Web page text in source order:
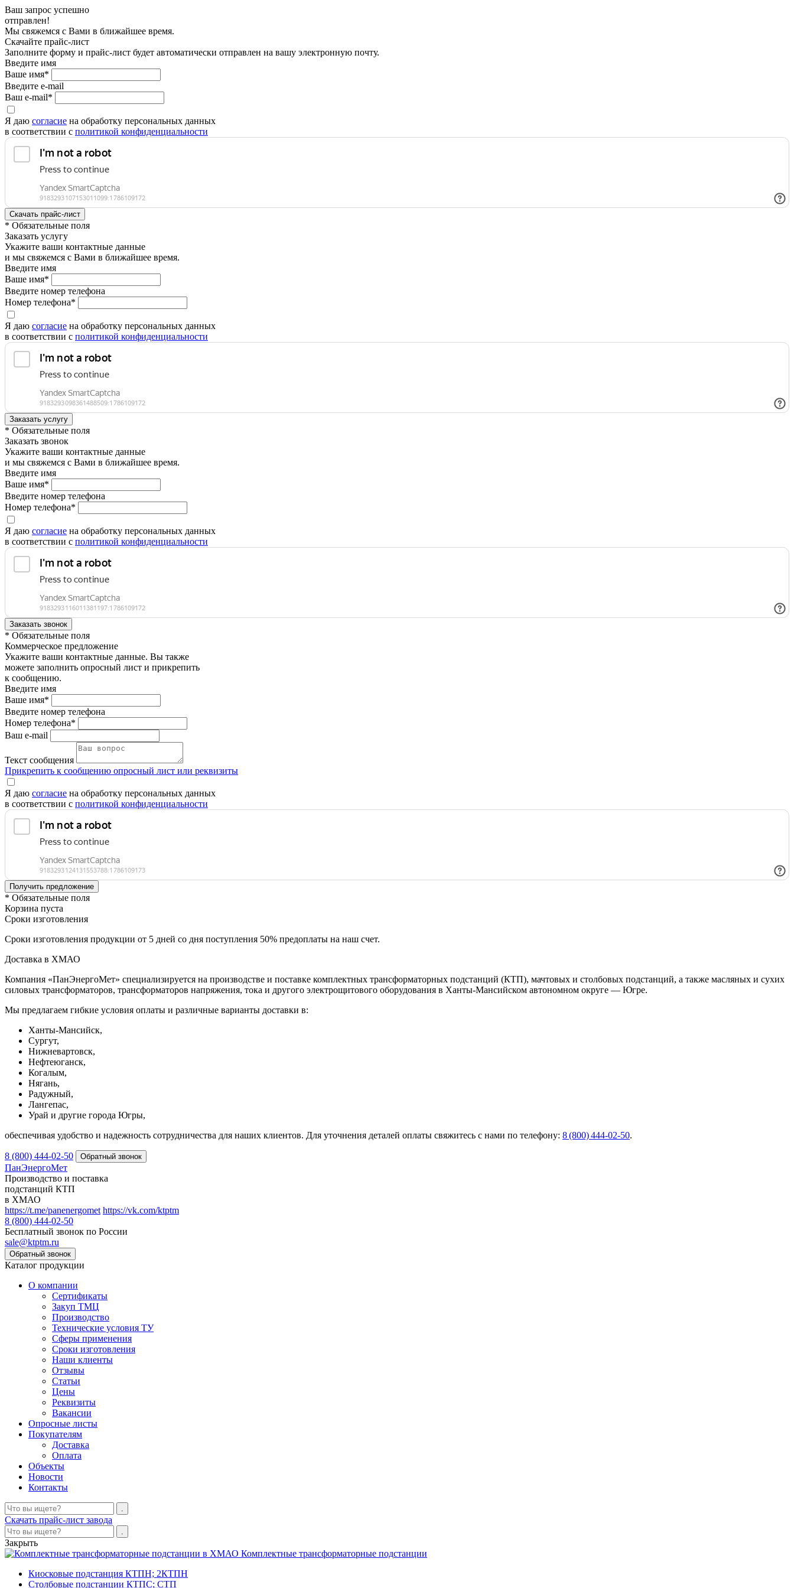
Ваш запрос успешно
отправлен!
Мы свяжемся с Вами в ближайшее время.
Скачайте прайс-лист
Заполните форму и прайс-лист будет автоматически отправлен на вашу электронную почту.
Введите имя
Ваше имя*
Введите e-mail
Ваш e-mail*
Я даю согласие на обработку персональных данных
в соответствии с политикой конфиденциальности
* Обязательные поля
Заказать услугу
Укажите ваши контактные данные
и мы свяжемся с Вами в ближайшее время.
Введите имя
Ваше имя*
Введите номер телефона
Номер телефона*
Я даю согласие на обработку персональных данных
в соответствии с политикой конфиденциальности
* Обязательные поля
Заказать звонок
Укажите ваши контактные данные
и мы свяжемся с Вами в ближайшее время.
Введите имя
Ваше имя*
Введите номер телефона
Номер телефона*
Я даю согласие на обработку персональных данных
в соответствии с политикой конфиденциальности
* Обязательные поля
Коммерческое предложение
Укажите ваши контактные данные. Вы также
можете заполнить опросный лист и прикрепить
к сообщению.
Введите имя
Ваше имя*
Введите номер телефона
Номер телефона*
Ваш e-mail
Текст сообщения
Прикрепить к сообщению опросный лист или реквизиты
Я даю согласие на обработку персональных данных
в соответствии с политикой конфиденциальности
* Обязательные поля
Корзина пуста
Сроки изготовления
Сроки изготовления продукции от 5 дней со дня поступления 50% предоплаты на наш счет.
Доставка в ХМАО
Компания «ПанЭнергоМет» специализируется на производстве и поставке комплектных трансформаторных подстанций (КТП), мачтовых и столбовых подстанций, а также масляных и сухих
силовых трансформаторов, трансформаторов напряжения, тока и другого электрощитового оборудования в Ханты‑Мансийском автономном округе — Югре.
Мы предлагаем гибкие условия оплаты и различные варианты доставки в:
Ханты‑Мансийск,
Сургут,
Нижневартовск,
Нефтеюганск,
Когалым,
Нягань,
Радужный,
Лангепас,
Урай и другие города Югры,
обеспечивая удобство и надежность сотрудничества для наших клиентов. Для уточнения деталей оплаты свяжитесь с нами по телефону: 8 (800) 444‑02‑50.
8 (800) 444-02-50
ПанЭнергоМет
Производство и поставка
подстанций КТП
в ХМАО
https://t.me/panenergomet https://vk.com/ktptm
8 (800) 444-02-50
Бесплатный звонок по России
sale@ktptm.ru
Каталог продукции
О компании
Сертификаты
Закуп ТМЦ
Производство
Технические условия ТУ
Сферы применения
Сроки изготовления
Наши клиенты
Отзывы
Статьи
Цены
Реквизиты
Вакансии
Опросные листы
Покупателям
Доставка
Оплата
Объекты
Новости
Контакты
Скачать прайс-лист завода
Закрыть
Комплектные трансформаторные подстанции
Киосковые подстанция КТПН; 2КТПН
Столбовые подстанции КТПС; СТП